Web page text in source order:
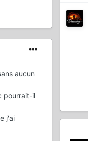
aucun
pourrait-il
j'ai